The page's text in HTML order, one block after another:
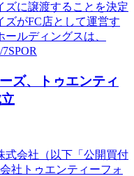
ズに譲渡することを決定
ズがFC店として運営す
ルディングスは、
ズ、トゥエンティ
式会社（以下「公開買付
社トゥエンティーフォ